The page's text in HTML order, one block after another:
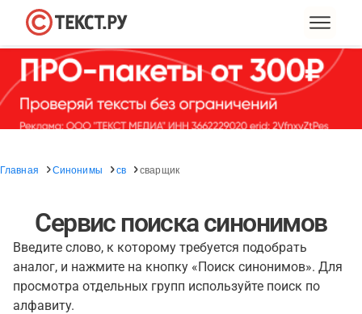
Главная Синонимы св сварщик
Сервис поиска синонимов
Введите слово, к которому требуется подобрать
аналог, и нажмите на кнопку «Поиск синонимов». Для
просмотра отдельных групп используйте поиск по
алфавиту.